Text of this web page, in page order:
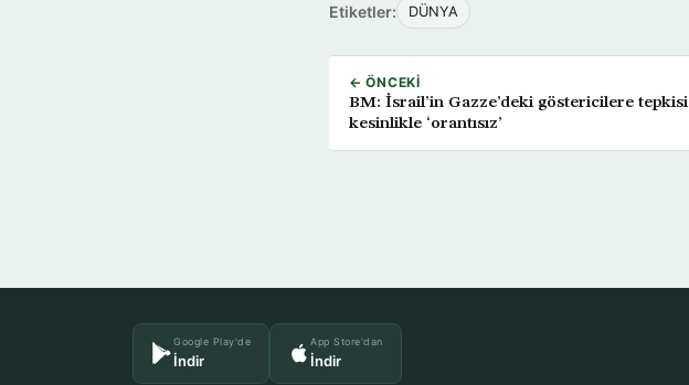
Etiketler: DÜNYA
← ÖNCEKI
BM: İsrail’in Gazze’deki göstericilere tepkisi
kesinlikle ‘orantısız’
Google Play'de
İndir
App Store'dan
İndir